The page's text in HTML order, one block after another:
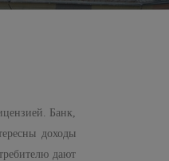
Банк,
доходы
дают